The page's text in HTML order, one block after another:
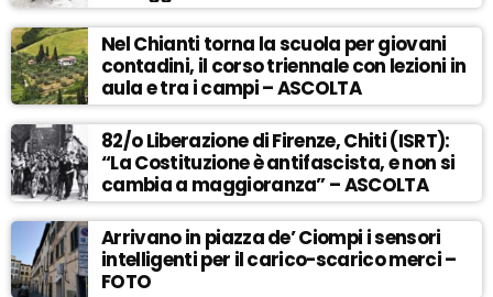
Nel Chianti torna la scuola per giovani
contadini, il corso triennale con lezioni in
aula e tra i campi – ASCOLTA
82/o Liberazione di Firenze, Chiti (ISRT):
“La Costituzione è antifascista, e non si
cambia a maggioranza” – ASCOLTA
Arrivano in piazza de’ Ciompi i sensori
intelligenti per il carico-scarico merci –
FOTO